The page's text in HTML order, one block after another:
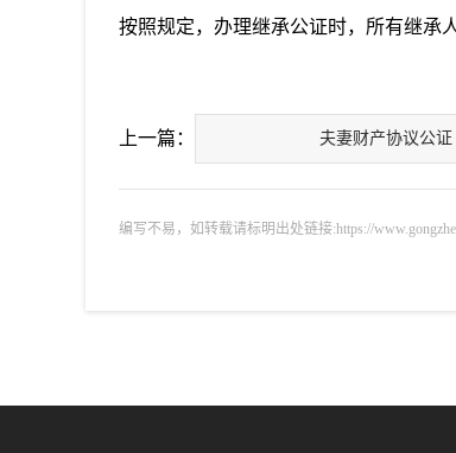
按照规定，办理继承公证时，所有继承
上一篇： 夫妻财产协议公证
编写不易，如转载请标明出处链接:https://